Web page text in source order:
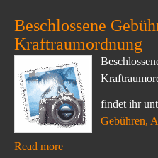
Beschlossene
Kraftraumordnung
findet ihr
Gebühren,
Read more